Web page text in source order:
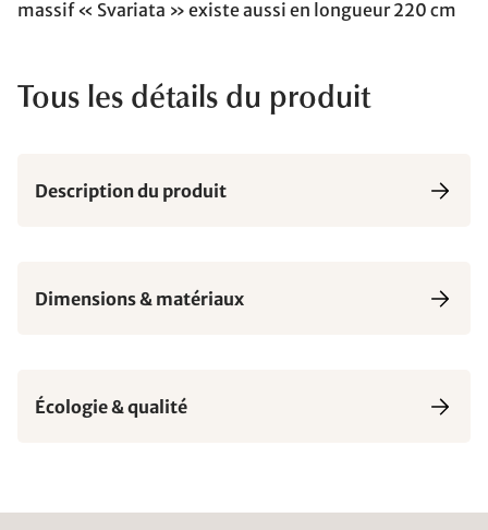
massif « Svariata » existe aussi en longueur 220 cm
Tous les détails du produit
Description du produit
Dimensions & matériaux
Écologie & qualité